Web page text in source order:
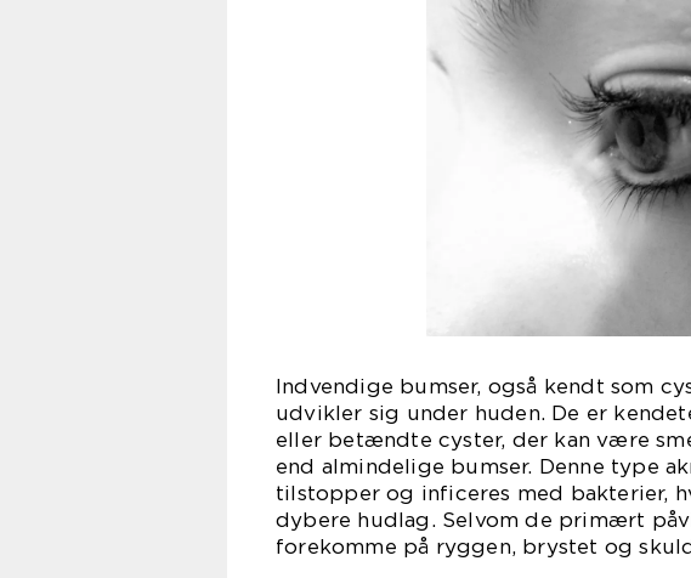
Indvendige bumser, også kendt som
udvikler sig under huden. De er
eller betændte cyster, der kan være
end almindelige bumser. Denne type
tilstopper og inficeres med bakterier,
dybere hudlag. Selvom de primært
forekomme på ryggen, brystet og